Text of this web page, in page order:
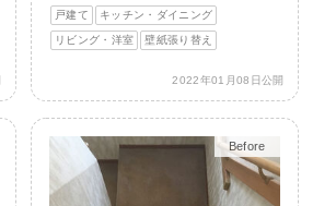
戸建て キッチン・ダイニング
リビング・洋室 壁紙張り替え
2022年01月08日公開
Before
After